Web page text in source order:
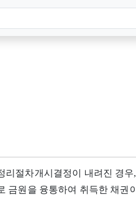
리절차개시결정이 내려진 경우,
금원을 융통하여 취득한 채권이